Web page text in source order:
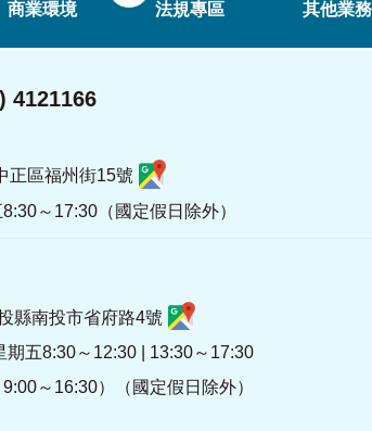
商業環境 法規專區 其他業務
4121166
正區福州街15號
～17:30（國定假日除外）
縣南投市省府路4號
五8:30～12:30 | 13:30～17:30
9:00～16:30）（國定假日除外）